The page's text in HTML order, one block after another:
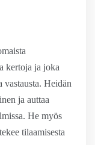
kertoja ja joka
vastausta. Heidän
ja auttaa
He myös
tilaamisesta